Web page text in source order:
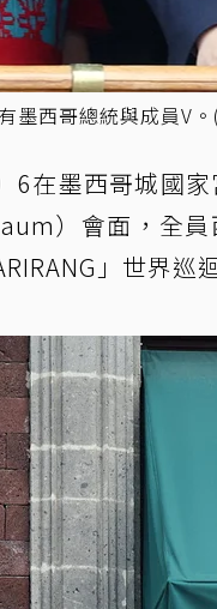
墨西哥總統與成員V
6在墨西哥城國
）會面，全
」世界巡